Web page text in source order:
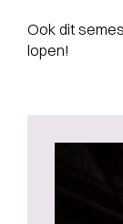
Ook dit
lopen!